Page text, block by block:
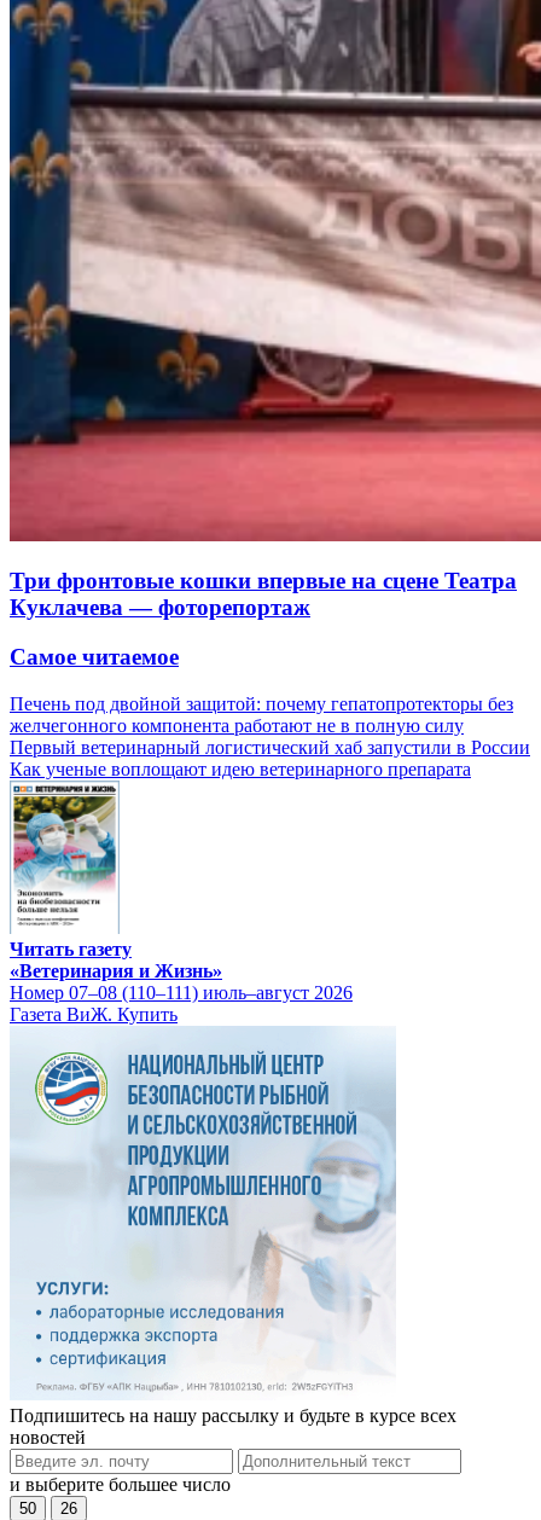
Три фронтовые кошки впервые на сцене Театра
Куклачева — фоторепортаж
Самое читаемое
Печень под двойной защитой: почему гепатопротекторы без
желчегонного компонента работают не в полную силу
Первый ветеринарный логистический хаб запустили в России
Как ученые воплощают идею ветеринарного препарата
Читать газету
«Ветеринария и Жизнь»
Номер 07–08 (110–111) июль–август 2026
Газета ВиЖ. Купить
Подпишитесь на нашу рассылку и будьте в курсе всех
новостей
и выберите большее число
50 26